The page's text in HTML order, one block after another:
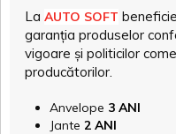
La AUTO SOFT
garanția produselor
vigoare și politicilor
producătorilor.
Anvelope 3 ANI
Jante 2 ANI